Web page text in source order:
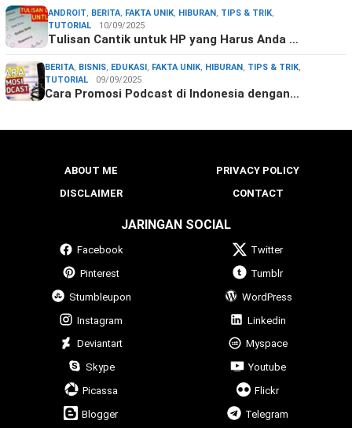
ANDROIT, BERITA, FAKTA UNIK, HIBURAN, TIPS & TRIK,
TUTORIAL
10/09/2025
Tulisan Cantik untuk HP yang Harus Anda …
BERITA, BISNIS, EDUKASI, FAKTA UNIK, HIBURAN, TIPS & TRIK,
TUTORIAL
09/09/2025
Cara Promosi Podcast di Indonesia dengan…
ABOUT ME
PRIVACY POLICY
DISCLAIMER
CONTACT
JARINGAN SOCIAL
Facebook
Twitter
Pinterest
Tumblr
Stumbleupon
WordPress
Instagram
Linkedin
Deviantart
Myspace
Skype
Youtube
Picassa
Flickr
Blogger
Telegram